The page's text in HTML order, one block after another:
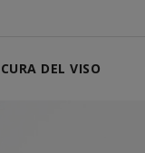
CURA DEL VISO